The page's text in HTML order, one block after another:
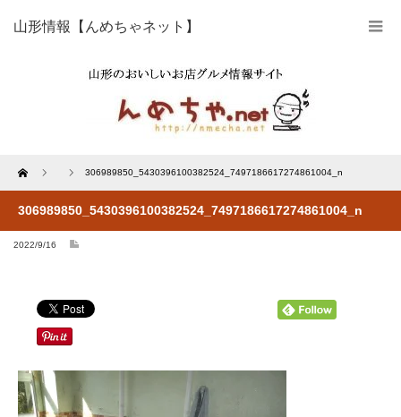
山形情報【んめちゃネット】
Home 306989850_5430396100382524_7497186617274861004_n
306989850_5430396100382524_7497186617274861004_n
2022/9/16